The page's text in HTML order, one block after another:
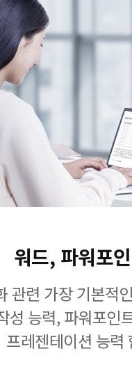
워드, 파워포
관련 가장 기본적
성 능력, 파워포인
프레젠테이션 능력